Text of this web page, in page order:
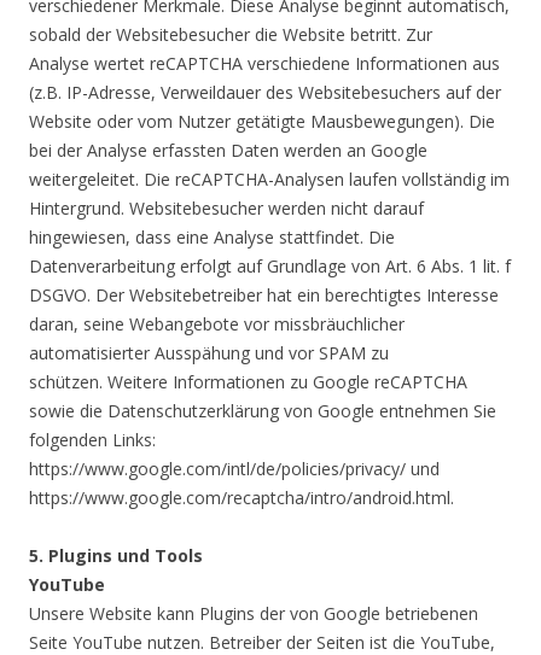
verschiedener Merkmale. Diese Analyse beginnt automatisch,
sobald der Websitebesucher die Website betritt. Zur
Analyse wertet reCAPTCHA verschiedene Informationen aus
(z.B. IP-Adresse, Verweildauer des Websitebesuchers auf der
Website oder vom Nutzer getätigte Mausbewegungen). Die
bei der Analyse erfassten Daten werden an Google
weitergeleitet. Die reCAPTCHA-Analysen laufen vollständig im
Hintergrund. Websitebesucher werden nicht darauf
hingewiesen, dass eine Analyse stattfindet. Die
Datenverarbeitung erfolgt auf Grundlage von Art. 6 Abs. 1 lit. f
DSGVO. Der Websitebetreiber hat ein berechtigtes Interesse
daran, seine Webangebote vor missbräuchlicher
automatisierter Ausspähung und vor SPAM zu
schützen. Weitere Informationen zu Google reCAPTCHA
sowie die Datenschutzerklärung von Google entnehmen Sie
folgenden Links:
https://www.google.com/intl/de/policies/privacy/ und
https://www.google.com/recaptcha/intro/android.html.
5. Plugins und Tools
YouTube
Unsere Website kann Plugins der von Google betriebenen
Seite YouTube nutzen. Betreiber der Seiten ist die YouTube,